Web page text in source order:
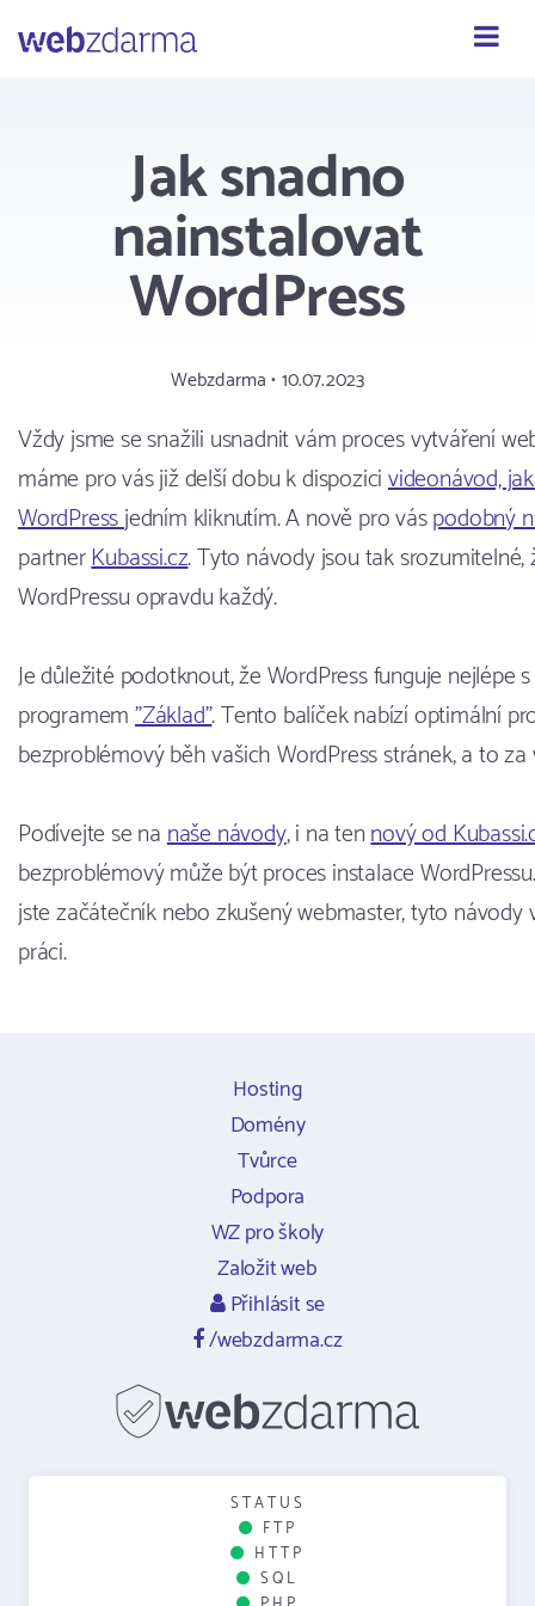
Jak snadno
nainstalovat
WordPress
Webzdarma • 10.07.2023
Vždy jsme se snažili usnadnit vám proces vytváření
máme pro vás již delší dobu k dispozicivideonávod,
WordPressjedním kliknutím. A nově pro váspodobný
partnerKubassi.cz. Tyto návody jsou tak srozumitelné,
WordPressu opravdu každý.
Je důležité podotknout, že WordPress funguje nejlépe
programem"Základ". Tento balíček nabízí optimální
bezproblémový běh vašich WordPress stránek, a to
Podívejte se nanaše návody, i na tennový od
bezproblémový může být proces instalace
jste začátečník nebo zkušený webmaster, tyto návody
práci.
Hosting
Domény
Tvůrce
Podpora
WZ pro školy
Založit web
Přihlásit se
/webzdarma.cz
STATUS
FTP
HTTP
SQL